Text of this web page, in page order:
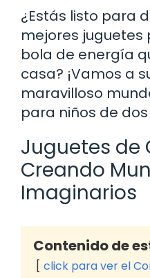
¿Estás listo para
mejores
bola de energía
casa? ¡Vamos a
maravilloso
para niños de
Juguetes de
Creando
Imaginarios
Contenido de
click para ver el